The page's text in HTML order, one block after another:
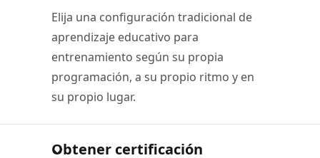
Elija una configuración tradicional de
aprendizaje educativo para
entrenamiento según su propia
programación, a su propio ritmo y en
su propio lugar.
Obtener certificación